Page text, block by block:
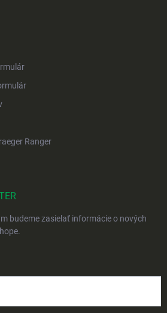
Ranger
budeme zasielať informácie o nových